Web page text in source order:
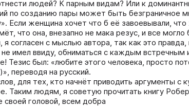
людей? К парным видам? Или к
по созданию пары может быть безграничное
Если женщина хочет что б её завоевывали,
что она, внезапно не мака резус, и все
я согласен с мыслью автора, так как это
имел ввиду, обниматься с каждым
Тезис был: «любите этого человека, просто
переводя на русский.
для тех, кто начнёт приводить аргументы с
Таким людям, я советую прочитать книгу
своей головой, всем добра